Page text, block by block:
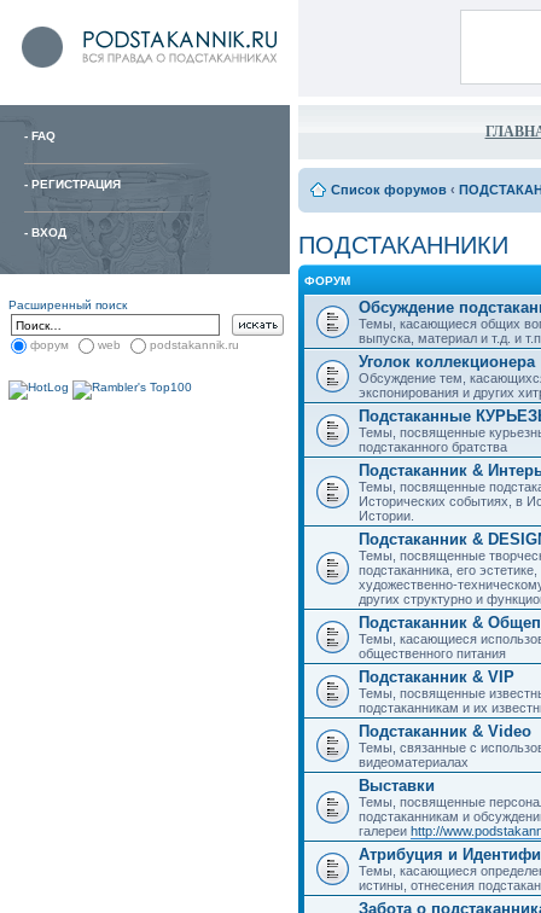
- FAQ
- РЕГИСТРАЦИЯ
- ВХОД
Расширенный поиск
форум web podstakannik.ru
Список форумов ‹
ПОДСТАКАННИКИ
ФОРУМ
Обсуждение
Темы, касающиеся общих
выпуска, материал и т.д. и
Уголок коллекционера
Обсуждение тем,
экспонирования и других
Подстаканные
Темы, посвященные
подстаканного братства
Подстаканник &
Темы, посвященные
Исторических событиях, в
Истории.
Подстаканник &
Темы, посвященные
подстаканника, его
художественно-
других структурно и
Подстаканник &
Темы, касающиеся
общественного питания
Подстаканник & VIP
Темы, посвященные
подстаканникам и их
Подстаканник & Video
Темы, связанные с
видеоматериалах
Выставки
Темы, посвященные
подстаканникам и
галереи http://
Атрибуция и
Темы, касающиеся
истины, отнесения
Забота о